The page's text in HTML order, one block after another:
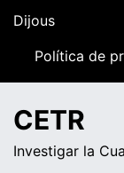
content
Dijous
20:02Política de
CETR
Investigar la